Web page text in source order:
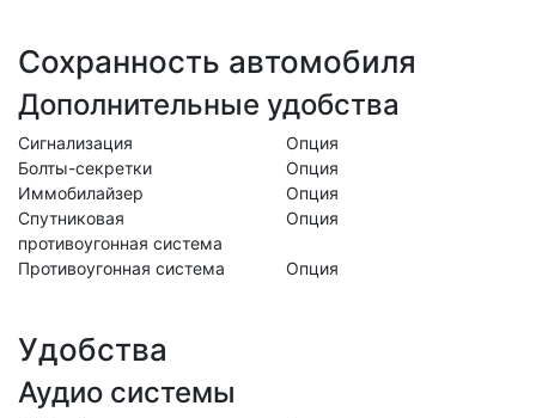
Сохранность автомобиля
Дополнительные удобства
Сигнализация
Опция
Болты-секретки
Опция
Иммобилайзер
Опция
Спутниковая
противоугонная система
Опция
Противоугонная система Опция
Удобства
Аудио системы